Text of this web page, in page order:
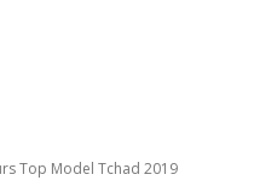
Top Model Tchad 2019